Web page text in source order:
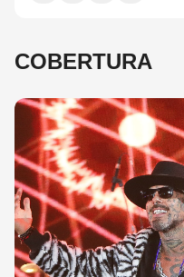
COBERTURA